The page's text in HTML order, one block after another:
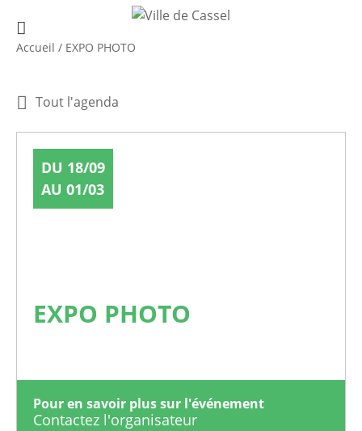
Accueil / EXPO PHOTO
Tout l'agenda
DU 18/09
AU 01/03
EXPO PHOTO
Pour en savoir plus sur l'événement
Contactez l'organisateur